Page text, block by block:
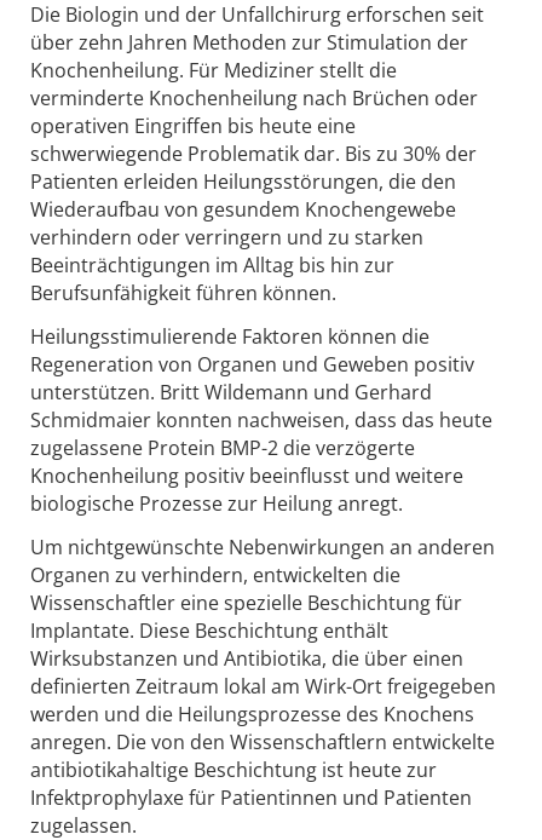
Die Biologin und der Unfallchirurg erforschen seit
über zehn Jahren Methoden zur Stimulation der
Knochenheilung. Für Mediziner stellt die
verminderte Knochenheilung nach Brüchen oder
operativen Eingriffen bis heute eine
schwerwiegende Problematik dar. Bis zu 30% der
Patienten erleiden Heilungsstörungen, die den
Wiederaufbau von gesundem Knochengewebe
verhindern oder verringern und zu starken
Beeinträchtigungen im Alltag bis hin zur
Berufsunfähigkeit führen können.
Heilungsstimulierende Faktoren können die
Regeneration von Organen und Geweben positiv
unterstützen. Britt Wildemann und Gerhard
Schmidmaier konnten nachweisen, dass das heute
zugelassene Protein BMP-2 die verzögerte
Knochenheilung positiv beeinflusst und weitere
biologische Prozesse zur Heilung anregt.
Um nichtgewünschte Nebenwirkungen an anderen
Organen zu verhindern, entwickelten die
Wissenschaftler eine spezielle Beschichtung für
Implantate. Diese Beschichtung enthält
Wirksubstanzen und Antibiotika, die über einen
definierten Zeitraum lokal am Wirk-Ort freigegeben
werden und die Heilungsprozesse des Knochens
anregen. Die von den Wissenschaftlern entwickelte
antibiotikahaltige Beschichtung ist heute zur
Infektprophylaxe für Patientinnen und Patienten
zugelassen.